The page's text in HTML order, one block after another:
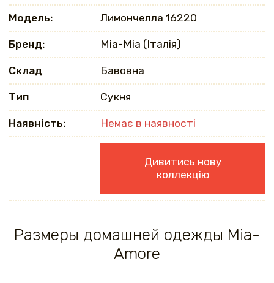
Модель: Лимончелла 16220
Бренд: Mia-Mia (Італія)
Склад Бавовна
Тип Сукня
Наявність: Немає в наявності
Дивитись нову
коллекцію
Размеры домашней одежды Mia-
Amore